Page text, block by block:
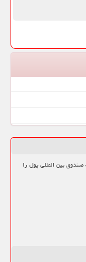
صندوق بین المللی پول را